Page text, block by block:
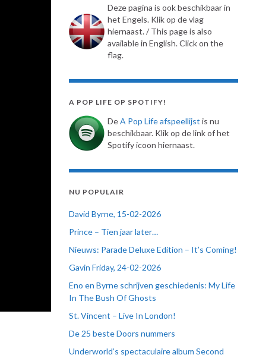
Deze pagina is ook beschikbaar in
het Engels. Klik op de vlag
hiernaast. / This page is also
available in English. Click on the
flag.
A POP LIFE OP SPOTIFY!
DeA Pop Life afspeellijst is nu
beschikbaar. Klik op de link of het
Spotify icoon hiernaast.
NU POPULAIR
David Byrne, 15-02-2026
Prince – Tien jaar later…
Nieuws: Parade Deluxe Edition – It’s Coming!
Gavin Friday, 24-02-2026
Eno en Byrne schrijven geschiedenis: My Life
In The Bush Of Ghosts
St. Vincent – Live In London!
De 25 beste Doors nummers
Underworld’s spectaculaire album Second